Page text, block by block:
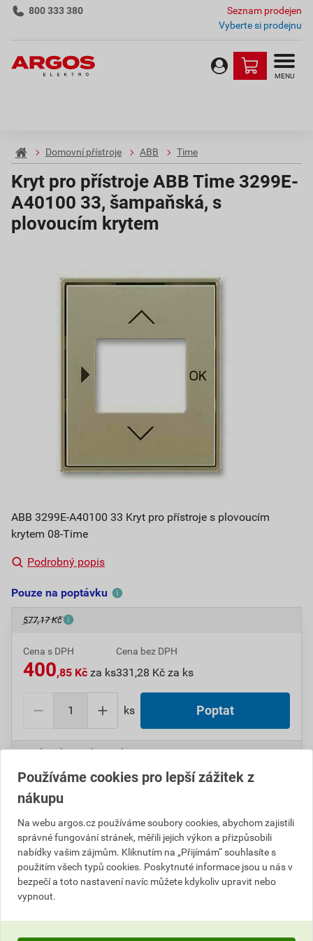
800 333 380
Seznam prodejen
Vyberte si prodejnu
MENU
Domovní přístroje ABB Time
Kryt pro přístroje ABB Time 3299E-
A40100 33, šampaňská, s
plovoucím krytem
ABB 3299E-A40100 33 Kryt pro přístroje s plovoucím
krytem 08-Time
Podrobný popis
Pouze na poptávku
577,17 Kč
Cena s DPH
400,85 Kč za ks
Cena bez DPH
331,28 Kč za ks
ks Poptat
Do košíku přidáte1 ksza400,85Kčs DPH
(
331,28 Kč bez DPH).
Číslo položky:
Výrobky značky:
Popis
Používáme cookies pro lepší zážitek z
nákupu
Na webu argos.cz používáme soubory cookies, abychom zajistili
správné fungování stránek, měřili jejich výkon a přizpůsobili
nabídky vašim zájmům. Kliknutím na „Přijímám“ souhlasíte s
použitím všech typů cookies. Poskytnuté informace jsou u nás v
bezpečí a toto nastavení navíc můžete kdykoliv upravit nebo
vypnout.